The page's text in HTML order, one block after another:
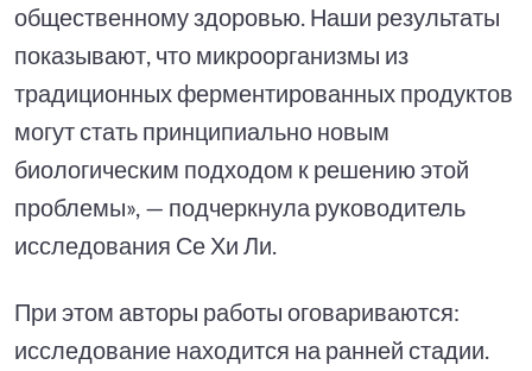
общественному здоровью. Наши результаты
показывают, что микроорганизмы из
традиционных ферментированных продуктов
могут стать принципиально новым
биологическим подходом к решению этой
проблемы», — подчеркнула руководитель
исследования Се Хи Ли.
При этом авторы работы оговариваются:
исследование находится на ранней стадии.